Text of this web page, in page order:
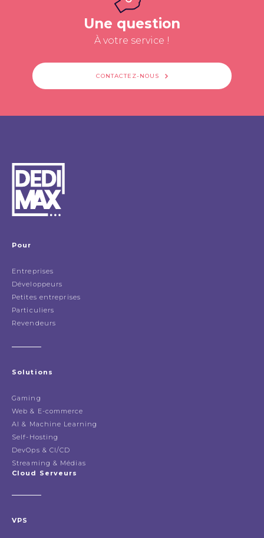
Une question
À votre service !
CONTACTEZ-NOUS
Pour
Entreprises
Développeurs
Petites entreprises
Particuliers
Revendeurs
Solutions
Gaming
Web & E-commerce
AI & Machine Learning
Self-Hosting
DevOps & CI/CD
Streaming & Médias
Cloud Serveurs
VPS